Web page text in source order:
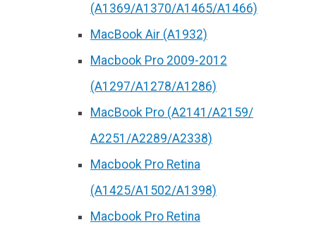
(A1369/A1370/A1465/A1466)
MacBook Air (A1932)
Macbook Pro 2009-2012
(A1297/A1278/A1286)
MacBook Pro (А2141/А2159/
А2251/A2289/A2338)
Macbook Pro Retina
(А1425/A1502/A1398)
Macbook Pro Retina